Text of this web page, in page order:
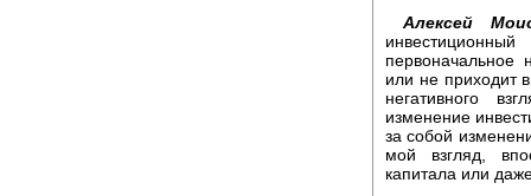
Алексей
первоначальное
или не приходит
негативного
изменение
за собой
мой взгляд,
капитала или